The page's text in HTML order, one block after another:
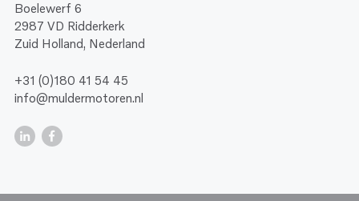
Boelewerf 6
2987 VD Ridderkerk
Zuid Holland, Nederland
+31 (0)180 41 54 45
info@muldermotoren.nl